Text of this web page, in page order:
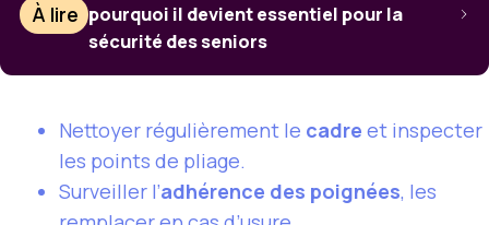
À lire pourquoi il devient essentiel pour la
sécurité des seniors
Nettoyer régulièrement le cadre et inspecter
les points de pliage.
Surveiller l’adhérence des poignées, les